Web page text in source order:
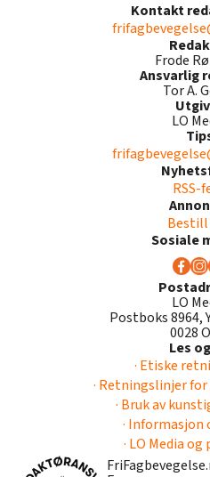
Kontakt
Frode
Ansvarlig
Tor A.
LO
RSS-
Sosiale
LO
Postboks 8964,
0028
Les
· Etiske
· Retningslinjer
· Bruk av
· Informasjon
· LO Media